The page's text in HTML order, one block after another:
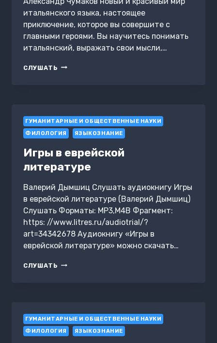
итальянского языка, настоящее
приключение, которое вы совершите с
главными героями. Вы научитесь понимать
итальянский, выражать свои мысли,…
СЛУШАТЬ VOGLIO
ПО-
ИТАЛЬЯНСКИ.
КУРС
ИТАЛЬЯНСКОГО
ДЛЯ
НАЧИНАЮЩИХ.
1
ГУМАНИТАРНЫЕ И ОБЩЕСТВЕННЫЕ НАУКИ
ФИЛОЛОГИЯ
ЯЗЫКОЗНАНИЕ
Игры в еврейской
литературе
Валерий Дымшиц Слушать аудиокнигу Игры
в еврейской литературе (Валерий Дымшиц)
Слушать Форматы: MP3,M4B Фрагмент:
https: //www.litres.ru/audiotrial/?
art=34342678 Аудиокнигу «Игры в
еврейской литературе» можно скачать…
СЛУШАТЬ ИГРЫ
ГУМАНИТАРНЫЕ И ОБЩЕСТВЕННЫЕ НАУКИ
ФИЛОЛОГИЯ
ЯЗЫКОЗНАНИЕ